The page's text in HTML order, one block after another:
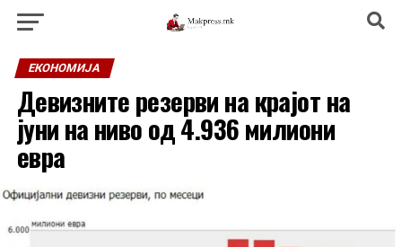
ЕКОНОМИЈА
Девизните резерви на крајот на
јуни на ниво од 4.936 милиони
евра